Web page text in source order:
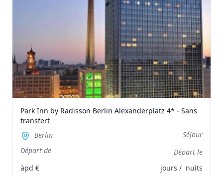
Park Inn by Radisson Berlin Alexanderplatz 4* - Sans
transfert
Berlin
Séjour
Départ de
Départ le
àpd € jours / nuits